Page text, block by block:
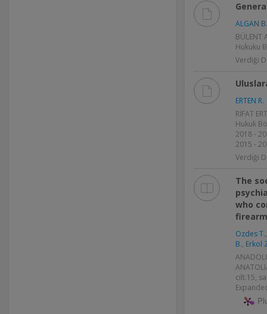
ALGAN B.
BÜLENT
Hukuku
Verdiği
ERTEN R.
RİFAT
Hukuk
2018 -
2015 -
Verdiği
The
who
Ozdes T.
B., Erkol
cilt.15,